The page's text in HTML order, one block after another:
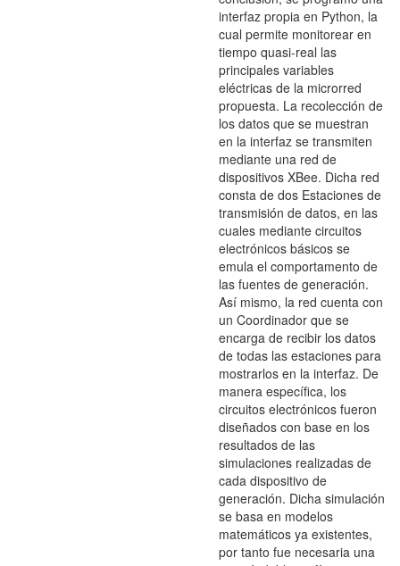
interfaz propia en Python, la
cual permite monitorear en
tiempo quasi-real las
principales variables
eléctricas de la microrred
propuesta. La recolección de
los datos que se muestran
en la interfaz se transmiten
mediante una red de
dispositivos XBee. Dicha red
consta de dos Estaciones de
transmisión de datos, en las
cuales mediante circuitos
electrónicos básicos se
emula el comportamento de
las fuentes de generación.
Así mismo, la red cuenta con
un Coordinador que se
encarga de recibir los datos
de todas las estaciones para
mostrarlos en la interfaz. De
manera específica, los
circuitos electrónicos fueron
diseñados con base en los
resultados de las
simulaciones realizadas de
cada dispositivo de
generación. Dicha simulación
se basa en modelos
matemáticos ya existentes,
por tanto fue necesaria una